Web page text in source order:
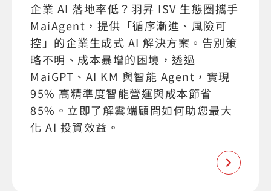
企業 AI 落地率低？羽昇 ISV 生態圈攜手
MaiAgent，提供「循序漸進、風險可
控」的企業生成式 AI 解決方案。告別策
略不明、成本暴增的困境，透過
MaiGPT、AI KM 與智能 Agent，實現
95% 高精準度智能營運與成本節省
85%。立即了解雲端顧問如何助您最大
化 AI 投資效益。